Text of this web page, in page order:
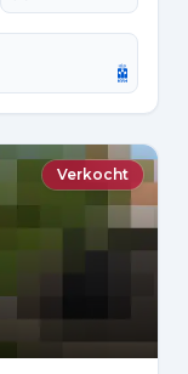
Verkocht